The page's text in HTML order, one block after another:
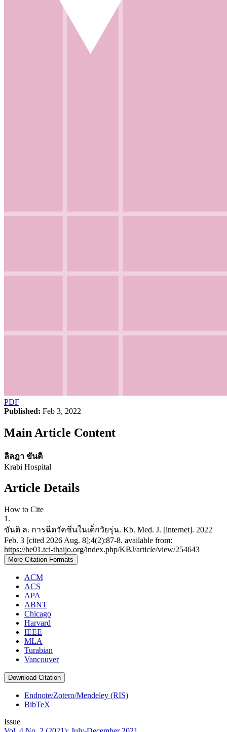
PDF
Published: Feb 3, 2022
Main Article Content
ลิลฎา ขันติ
Krabi Hospital
Article Details
How to Cite
1.
ขันติ ล. การฉีดวัคซีนในเด็กวัยรุ่น. Kb. Med. J. [internet]. 2022
Feb. 3 [cited 2026 Aug. 8];4(2):87-8. available from:
https://he01.tci-thaijo.org/index.php/KBJ/article/view/254643
More Citation Formats
ACM
ACS
APA
ABNT
Chicago
Harvard
IEEE
MLA
Turabian
Vancouver
Download Citation
Endnote/Zotero/Mendeley (RIS)
BibTeX
Issue